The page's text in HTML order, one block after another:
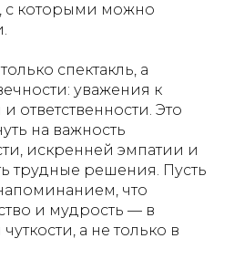
с которыми можно
спектакль, а
уважения к
ответственности. Это
на важность
искренней эмпатии и
трудные решения. Пусть
что
и мудрость — в
а не только в